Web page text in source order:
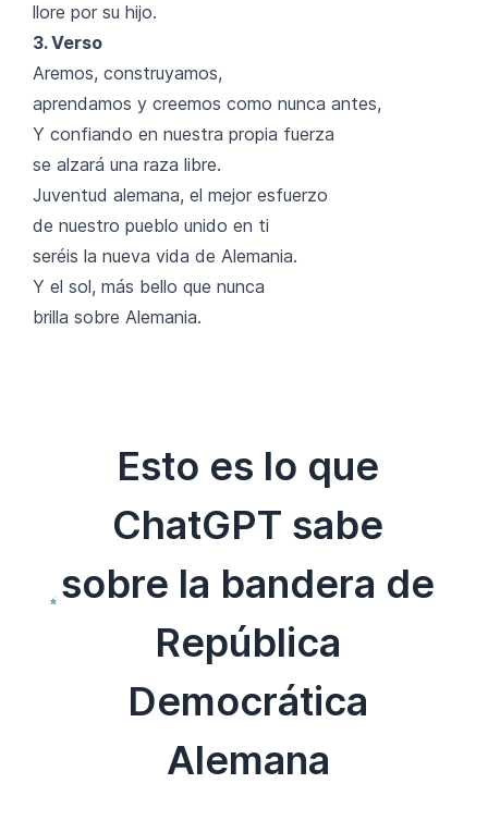
llore por su hijo.
3. Verso
Aremos, construyamos,
aprendamos y creemos como nunca antes,
Y confiando en nuestra propia fuerza
se alzará una raza libre.
Juventud alemana, el mejor esfuerzo
de nuestro pueblo unido en ti
seréis la nueva vida de Alemania.
Y el sol, más bello que nunca
brilla sobre Alemania.
Esto es lo que
ChatGPT sabe
sobre la bandera de
República
Democrática
Alemana